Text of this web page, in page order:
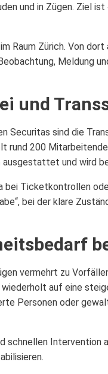
und in Zügen. Ziel
Raum Zürich. Von
Meldung
und
Securitas sind die
rund 200
und wird
Ticketkontrollen
bei der klare
vermehrt zu
auf eine
Personen oder
schnellen Intervention